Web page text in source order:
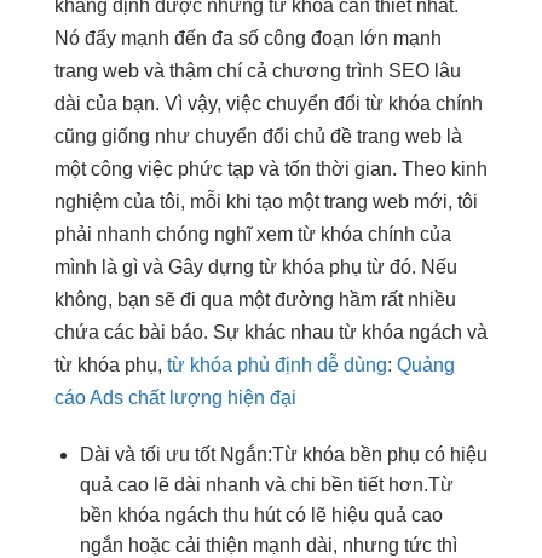
khẳng định được những từ khóa cần thiết nhất.
Nó đẩy mạnh đến đa số công đoạn lớn mạnh
trang web và thậm chí cả chương trình SEO lâu
dài của bạn. Vì vậy, việc chuyển đổi từ khóa chính
cũng giống như chuyển đổi chủ đề trang web là
một công việc phức tạp và tốn thời gian. Theo kinh
nghiệm của tôi, mỗi khi tạo một trang web mới, tôi
phải nhanh chóng nghĩ xem từ khóa chính của
mình là gì và Gây dựng từ khóa phụ từ đó. Nếu
không, bạn sẽ đi qua một đường hầm rất nhiều
chứa các bài báo. Sự khác nhau từ khóa ngách và
từ khóa phụ, từ khóa phủ định dễ dùng: Quảng
cáo Ads chất lượng hiện đại
Dài và tối ưu tốtNgắn:Từ khóa bền phụ có hiệu
quả caolẽ dài nhanh và chi bền tiết hơn.Từ
bền khóa ngách thu hútcó lẽ hiệu quả cao
ngắn hoặc cải thiện mạnh dài, nhưng tức thì